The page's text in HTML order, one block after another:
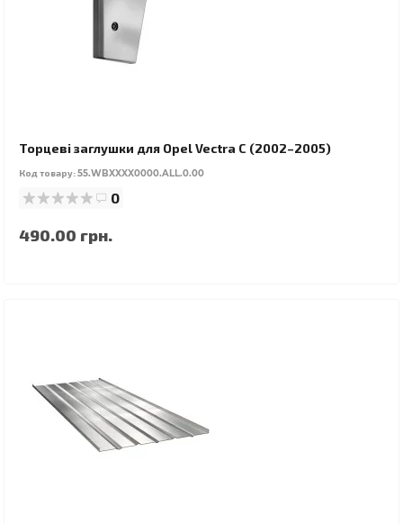
Торцеві заглушки для Opel Vectra C (2002–2005)
Код товару:55.WBXXXX0000.ALL.0.00
0
490.00 грн.